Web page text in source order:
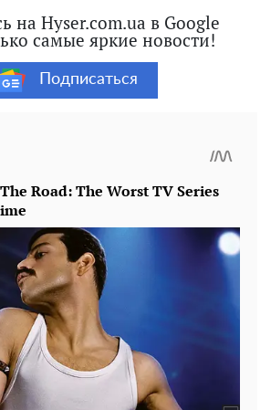
на Hyser.com.ua в Google
самые яркие новости!
Подписаться